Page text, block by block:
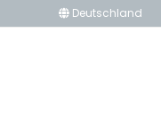
Deutschland